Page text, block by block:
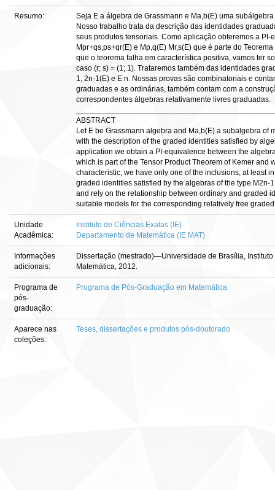
Resumo:
Seja E a álgebra de Grassmann e Ma,b(E) uma
Nosso trabalho trata da descrição das identidades
seus produtos tensoriais. Como aplicação obteremos a
Mpr+qs,ps+qr(E) e Mp,q(E) Mr,s(E) que é parte do
que o teorema falha em característica positiva, vamos ter
caso (r; s) = (1; 1). Trataremos também das identidades
1, 2n-1(E) e E n. Nossas provas são combinatoriais e
graduadas e as ordinárias, também contam com a
correspondentes álgebras relativamente livres graduadas.
ABSTRACT
Let E be Grassmann algebra and Ma,b(E) a subalgebra of
with the description of the graded identities satisfied by
application we obtain a PI-equivalence between the
which is part of the Tensor Product Theorem of Kemer and
characteristic, we have only one of the inclusions, at least
graded identities satisfied by the algebras of the type
and rely on the relationship between ordinary and graded
suitable models for the corresponding relatively free
Unidade
Acadêmica:
Instituto de Ciências Exatas (IE)
Departamento de Matemática (IE MAT)
Informações
adicionais:
Dissertação (mestrado)—Universidade de Brasília,
Matemática, 2012.
Programa de
pós-
graduação:
Programa de Pós-Graduação em Matemática
Aparece nas
coleções:
Teses, dissertações e produtos pós-doutorado